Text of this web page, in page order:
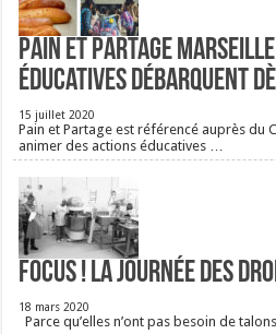
Pain et Partage
éducatives débarquent
15 juillet 2020
Pain et Partage est référencé auprès du
animer des actions éducatives …
FOCUS ! La journée des
18 mars 2020
Parce qu’elles n’ont pas besoin de